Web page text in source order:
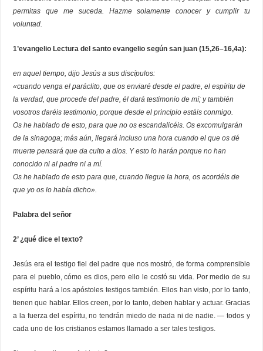
permitas que me suceda. Hazme solamente conocer y cumplir tu
voluntad.
1’evangelio Lectura del santo evangelio según san juan (15,26–16,4a):
en aquel tiempo, dijo Jesús a sus discípulos:
«cuando venga el paráclito, que os enviaré desde el padre, el espíritu de
la verdad, que procede del padre, él dará testimonio de mí; y también
vosotros daréis testimonio, porque desde el principio estáis conmigo.
Os he hablado de esto, para que no os escandalicéis. Os excomulgarán
de la sinagoga; más aún, llegará incluso una hora cuando el que os dé
muerte pensará que da culto a dios. Y esto lo harán porque no han
conocido ni al padre ni a mí.
Os he hablado de esto para que, cuando llegue la hora, os acordéis de
que yo os lo había dicho».
Palabra del señor
2’ ¿qué dice el texto?
Jesús era el testigo fiel del padre que nos mostró, de forma comprensible
para el pueblo, cómo es dios, pero ello le costó su vida. Por medio de su
espíritu hará a los apóstoles testigos también. Ellos han visto, por lo tanto,
tienen que hablar. Ellos creen, por lo tanto, deben hablar y actuar. Gracias
a la fuerza del espíritu, no tendrán miedo de nada ni de nadie. — todos y
cada uno de los cristianos estamos llamado a ser tales testigos.